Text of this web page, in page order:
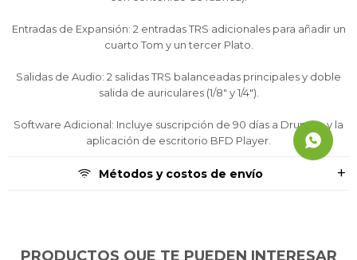
Entradas de Expansión: 2 entradas TRS adicionales para añadir un
cuarto Tom y un tercer Plato.
Salidas de Audio: 2 salidas TRS balanceadas principales y doble
salida de auriculares (1/8" y 1/4").
Software Adicional: Incluye suscripción de 90 días a Drumeo y la
aplicación de escritorio BFD Player.
Métodos y costos de envío
PRODUCTOS QUE TE PUEDEN INTERESAR